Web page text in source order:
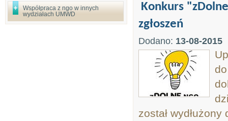
Współpraca z ngo w innych
wydziałach UMWD
Konkurs
zgłoszeń
Dodano: 13-08-2015
został